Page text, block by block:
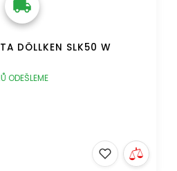
DÖLLKEN SLK50 W
ODEŠLEME